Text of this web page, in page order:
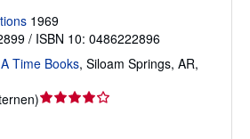
1969
/ ISBN 10: 0486222896
Time Books, Siloam Springs, AR,
)Verkäuferbewertung